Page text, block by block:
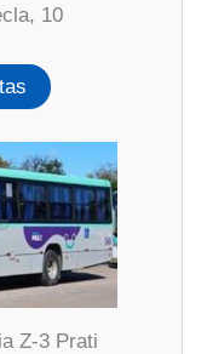
10
Z-3 Prati